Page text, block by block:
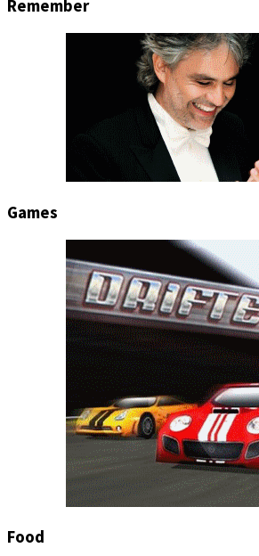
Remember
Games
Food